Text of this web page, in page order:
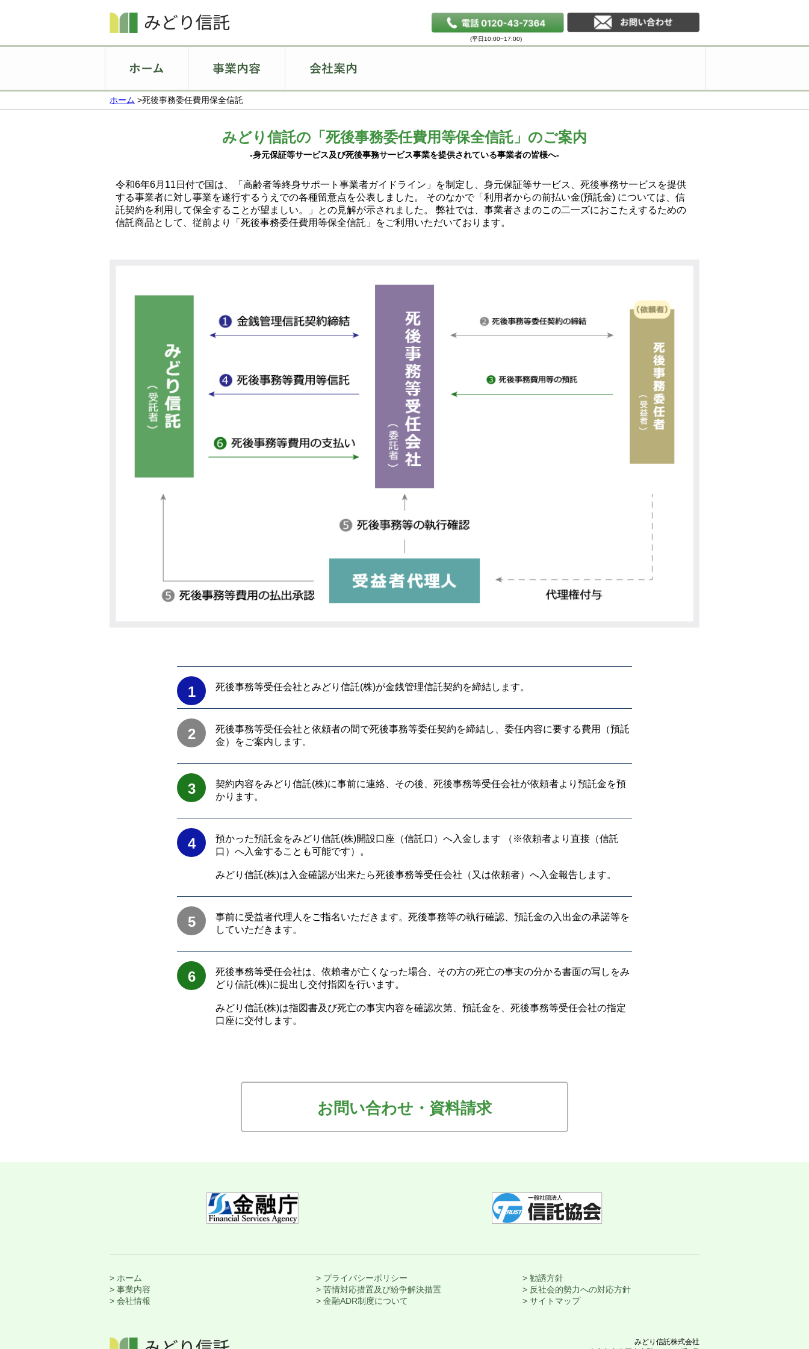
ホーム >死後事務委任費用保全信託
みどり信託の「死後事務委任費用等保全信託」のご案内
-身元保証等サ一ビス及び死後事務サ一ビス事業を提供されている事業者の皆様へ-
令和6年6月11日付で国は、「高齢者等終身サポ一ト事業者ガイドライン」を制定し、身元保証等サ一ビス、死後事務サ一ビスを提供
する事業者に対し事業を遂行するうえでの各種留意点を公表しました。 そのなかで「利用者からの前払い金(預託金) については、信
託契約を利用して保全することが望ましい。」との見解が示されました。 弊社では、事業者さまのこの二一ズにおこたえするための
信託商品として、従前より「死後事務委任費用等保全信託」をご利用いただいております。
1 死後事務等受任会社とみどり信託(株)が金銭管理信託契約を締結します。
2
死後事務等受任会社と依頼者の間で死後事務等委任契約を締結し、委任内容に要する費用（預託
金）をご案内します。
3
契約内容をみどり信託(株)に事前に連絡、その後、死後事務等受任会社が依頼者より預託金を預
かります。
4
預かった預託金をみどり信託(株)開設口座（信託口）へ入金します （※依頼者より直接（信託
口）へ入金することも可能です）。
みどり信託(株)は入金確認が出来たら死後事務等受任会社（又は依頼者）へ入金報告します。
5
事前に受益者代理人をご指名いただきます。死後事務等の執行確認、預託金の入出金の承諾等を
していただきます。
6
死後事務等受任会社は、依賴者が亡くなった場合、その方の死亡の事実の分かる書面の写しをみ
どり信託(株)に提出し交付指図を行います。
みどり信託(株)は指図書及び死亡の事実内容を確認次第、預託金を、死後事務等受任会社の指定
口座に交付します。
お問い合わせ・資料請求
> ホーム > プライバシーポリシー
> 勧誘方針
> 事業内容
> 苦情対応措置及び紛争解決措置
> 反社会的勢力への対応方針
> 会社情報
> 金融ADR制度について > サイトマップ
みどり信託株式会社